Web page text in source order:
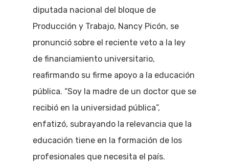
diputada nacional del bloque de
Producción y Trabajo, Nancy Picón, se
pronunció sobre el reciente veto a la ley
de financiamiento universitario,
reafirmando su firme apoyo a la educación
pública. “Soy la madre de un doctor que se
recibió en la universidad pública”,
enfatizó, subrayando la relevancia que la
educación tiene en la formación de los
profesionales que necesita el país.